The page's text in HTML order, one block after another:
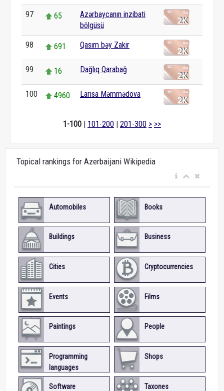
97 65
Azərbaycanın inzibati
bölgüsü
98 691 Qasım bəy Zakir
99 16 Dağlıq Qarabağ
100 4960 Larisa Məmmədova
1-100 | 101-200 | 201-300 > >>
Topical rankings for Azerbaijani Wikipedia
Automobiles Books
Buildings Business
Cities Cryptocurrencies
Events Films
Paintings People
Programming
languages
Shops
Software Taxones